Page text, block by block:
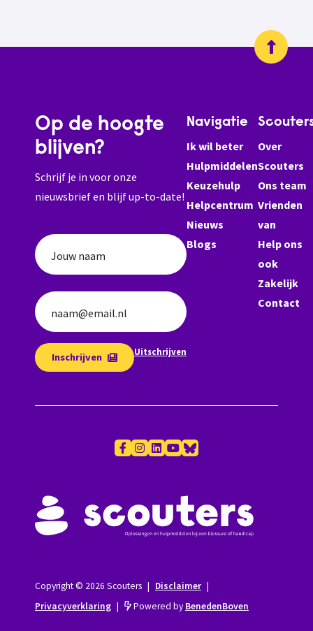
Op de hoogte
blijven?
Schrijf je in voor onze
nieuwsbrief en blijf up-to-date!
Jouw naam
naam@email.nl
Inschrijven Uitschrijven
Navigatie
Ik wil beter
Hulpmiddelen
Keuzehulp
Helpcentrum
Nieuws
Blogs
Over
Scouters
Ons team
Vrienden
van
Help ons
ook
Zakelijk
Contact
Copyright © 2026 Scouters | Disclaimer |
Privacyverklaring | Powered by BenedenBoven